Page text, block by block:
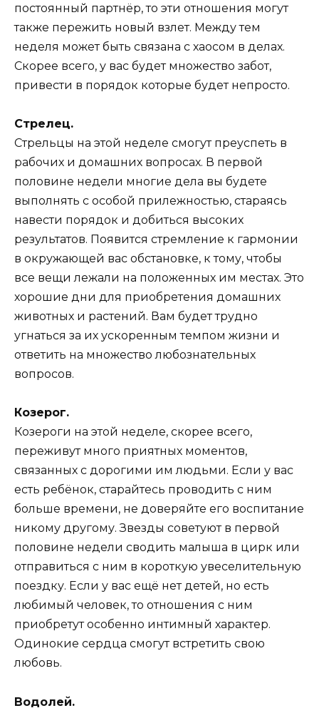
постоянный партнёр, то эти отношения могут
также пережить новый взлет. Между тем
неделя может быть связана с хаосом в делах.
Скорее всего, у вас будет множество забот,
привести в порядок которые будет непросто.
Стрелец.
Стрельцы на этой неделе смогут преуспеть в
рабочих и домашних вопросах. В первой
половине недели многие дела вы будете
выполнять с особой прилежностью, стараясь
навести порядок и добиться высоких
результатов. Появится стремление к гармонии
в окружающей вас обстановке, к тому, чтобы
все вещи лежали на положенных им местах. Это
хорошие дни для приобретения домашних
животных и растений. Вам будет трудно
угнаться за их ускоренным темпом жизни и
ответить на множество любознательных
вопросов.
Козерог.
Козероги на этой неделе, скорее всего,
переживут много приятных моментов,
связанных с дорогими им людьми. Если у вас
есть ребёнок, старайтесь проводить с ним
больше времени, не доверяйте его воспитание
никому другому. Звезды советуют в первой
половине недели сводить малыша в цирк или
отправиться с ним в короткую увеселительную
поездку. Если у вас ещё нет детей, но есть
любимый человек, то отношения с ним
приобретут особенно интимный характер.
Одинокие сердца смогут встретить свою
любовь.
Водолей.